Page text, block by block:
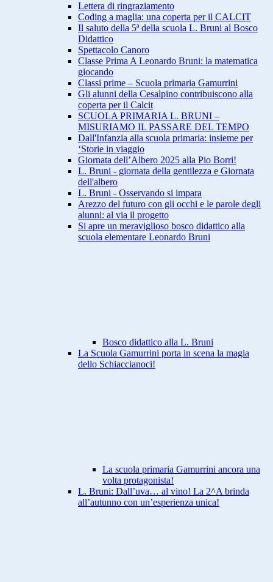
Lettera di ringraziamento
Coding a maglia: una coperta per il CALCIT
Il saluto della 5ª della scuola L. Bruni al Bosco
Didattico
Spettacolo Canoro
Classe Prima A Leonardo Bruni: la matematica
giocando
Classi prime – Scuola primaria Gamurrini
Gli alunni della Cesalpino contribuiscono alla
coperta per il Calcit
SCUOLA PRIMARIA L. BRUNI –
MISURIAMO IL PASSARE DEL TEMPO
Dall'Infanzia alla scuola primaria: insieme per
‘Storie in viaggio
Giornata dell’Albero 2025 alla Pio Borri!
L. Bruni - giornata della gentilezza e Giornata
dell'albero
L. Bruni - Osservando si impara
Arezzo del futuro con gli occhi e le parole degli
alunni: al via il progetto
Si apre un meraviglioso bosco didattico alla
scuola elementare Leonardo Bruni
Bosco didattico alla L. Bruni
La Scuola Gamurrini porta in scena la magia
dello Schiaccianoci!
La scuola primaria Gamurrini ancora una
volta protagonista!
L. Bruni: Dall’uva… al vino! La 2^A brinda
all’autunno con un’esperienza unica!